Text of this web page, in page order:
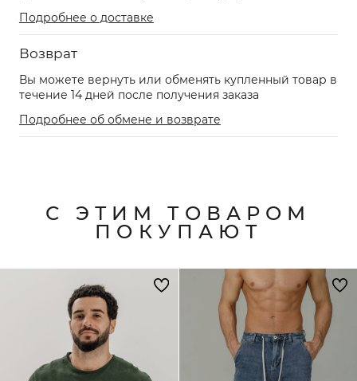
Подробнее о доставке
Возврат
Вы можете вернуть или обменять купленный товар в
течение 14 дней после получения заказа
Подробнее об обмене и возврате
С ЭТИМ ТОВАРОМ
ПОКУПАЮТ